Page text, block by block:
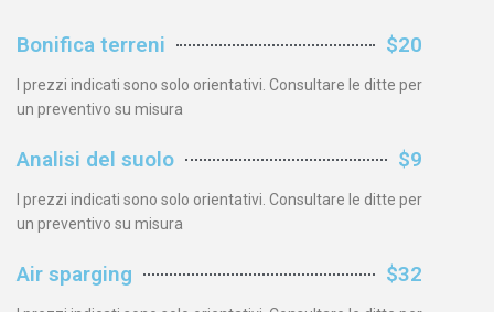
Bonifica terreni $20
I prezzi indicati sono solo orientativi. Consultare le ditte per
un preventivo su misura
Analisi del suolo $9
I prezzi indicati sono solo orientativi. Consultare le ditte per
un preventivo su misura
Air sparging $32